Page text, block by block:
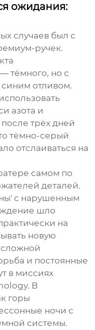
ожидания:
случаев был с
ручек.
тёмного, но с
отливом.
азота и
трёх дней
тёмно-серый
отслаиваться на
самом по
деталей.
с нарушенным
шло
на
новую
и постоянные
в миссиях
В
горы
ночи с
системы.